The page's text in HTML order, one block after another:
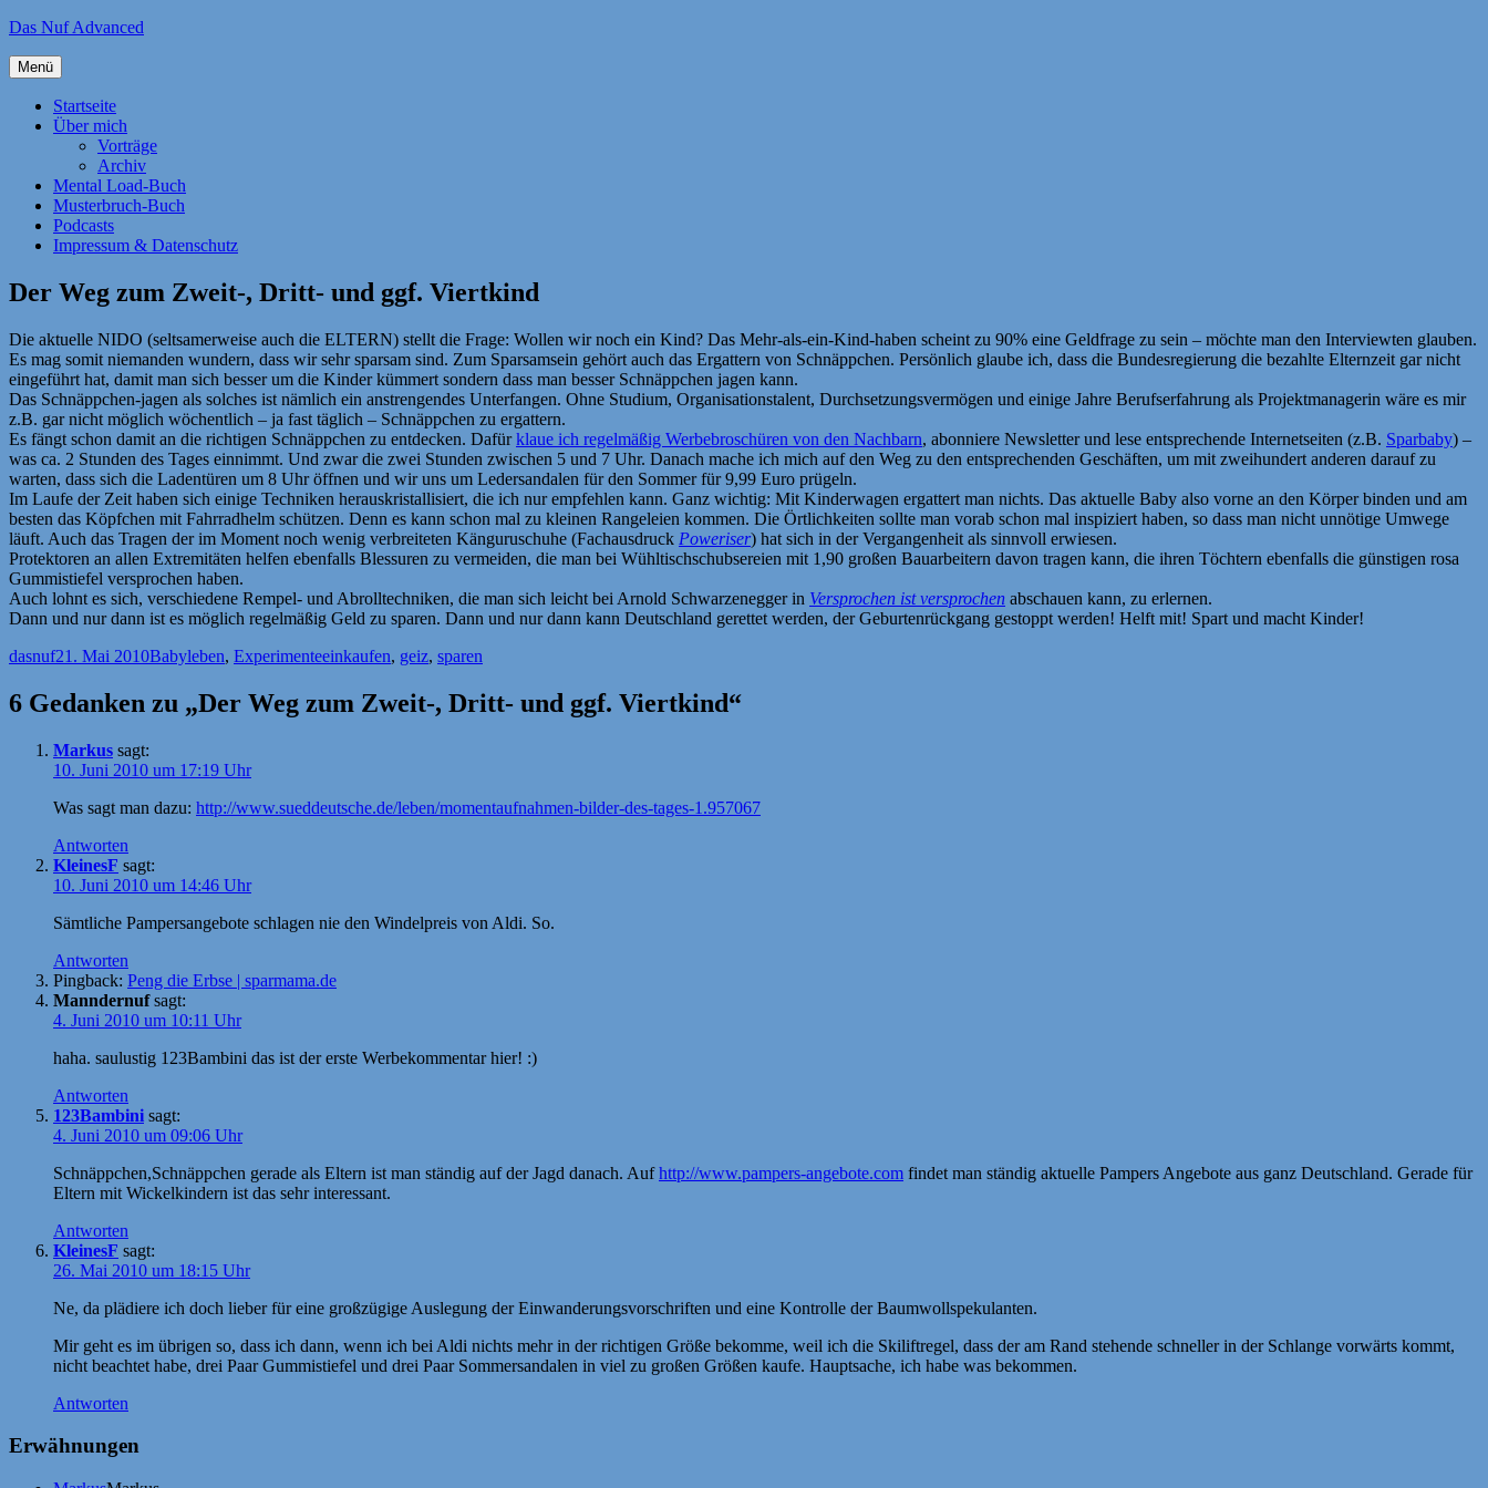
Zum
springen
Das Nuf Advanced
Menü
Startseite
Über mich
Vorträge
Archiv
Mental Load-Buch
Musterbruch-Buch
Podcasts
Impressum & Datenschutz
Der Weg zum Zweit-, Dritt- und ggf. Viertkind
Die aktuelle NIDO (seltsamerweise auch die ELTERN) stellt die Frage: Wollen wir noch ein Kind? Das Mehr-als-ein-Kind-haben scheint zu 90% eine Geldfrage zu sein – möchte man den Interviewten glauben.
Es mag somit niemanden wundern, dass wir sehr sparsam sind. Zum Sparsamsein gehört auch das Ergattern von Schnäppchen. Persönlich glaube ich, dass die Bundesregierung die bezahlte Elternzeit gar nicht
eingeführt hat, damit man sich besser um die Kinder kümmert sondern dass man besser Schnäppchen jagen kann.
Das Schnäppchen-jagen als solches ist nämlich ein anstrengendes Unterfangen. Ohne Studium, Organisationstalent, Durchsetzungsvermögen und einige Jahre Berufserfahrung als Projektmanagerin wäre es mir
z.B. gar nicht möglich wöchentlich – ja fast täglich – Schnäppchen zu ergattern.
Es fängt schon damit an die richtigen Schnäppchen zu entdecken. Dafürklaue ich regelmäßig Werbebroschüren von den Nachbarn, abonniere Newsletter und lese entsprechende Internetseiten (z.B. Sparbaby) –
was ca. 2 Stunden des Tages einnimmt. Und zwar die zwei Stunden zwischen 5 und 7 Uhr. Danach mache ich mich auf den Weg zu den entsprechenden Geschäften, um mit zweihundert anderen darauf zu
warten, dass sich die Ladentüren um 8 Uhr öffnen und wir uns um Ledersandalen für den Sommer für 9,99 Euro prügeln.
Im Laufe der Zeit haben sich einige Techniken herauskristallisiert, die ich nur empfehlen kann. Ganz wichtig: Mit Kinderwagen ergattert man nichts. Das aktuelle Baby also vorne an den Körper binden und am
besten das Köpfchen mit Fahrradhelm schützen. Denn es kann schon mal zu kleinen Rangeleien kommen. Die Örtlichkeiten sollte man vorab schon mal inspiziert haben, so dass man nicht unnötige Umwege
läuft. Auch das Tragen der im Moment noch wenig verbreiteten Känguruschuhe (Fachausdruck Poweriser) hat sich in der Vergangenheit als sinnvoll erwiesen.
Protektoren an allen Extremitäten helfen ebenfalls Blessuren zu vermeiden, die man bei Wühltischschubsereien mit 1,90 großen Bauarbeitern davon tragen kann, die ihren Töchtern ebenfalls die günstigen rosa
Gummistiefel versprochen haben.
Auch lohnt es sich, verschiedene Rempel- und Abrolltechniken, die man sich leicht bei Arnold Schwarzenegger in Versprochen ist versprochen abschauen kann, zu erlernen.
Dann und nur dann ist es möglich regelmäßig Geld zu sparen. Dann und nur dann kann Deutschland gerettet werden, der Geburtenrückgang gestoppt werden! Helft mit! Spart und macht Kinder!
Autor
dasnufVeröffentlicht
21. Mai 2010Kategorien
Babyleben, ExperimenteSchlagwörter
einkaufen, geiz, sparen
6 Gedanken zu „Der Weg zum Zweit-, Dritt- und ggf. Viertkind“
Markus sagt:
10. Juni 2010 um 17:19 Uhr
Was sagt man dazu: http://www.sueddeutsche.de/leben/momentaufnahmen-bilder-des-tages-1.957067
Antworten
KleinesF sagt:
10. Juni 2010 um 14:46 Uhr
Sämtliche Pampersangebote schlagen nie den Windelpreis von Aldi. So.
Antworten
Pingback: Peng die Erbse | sparmama.de
Manndernuf sagt:
4. Juni 2010 um 10:11 Uhr
haha. saulustig 123Bambini das ist der erste Werbekommentar hier! :)
Antworten
123Bambini sagt:
4. Juni 2010 um 09:06 Uhr
Schnäppchen,Schnäppchen gerade als Eltern ist man ständig auf der Jagd danach. Aufhttp://www.pampers-angebote.com findet man ständig aktuelle Pampers Angebote aus ganz Deutschland. Gerade für
Eltern mit Wickelkindern ist das sehr interessant.
Antworten
KleinesF sagt:
26. Mai 2010 um 18:15 Uhr
Ne, da plädiere ich doch lieber für eine großzügige Auslegung der Einwanderungsvorschriften und eine Kontrolle der Baumwollspekulanten.
Mir geht es im übrigen so, dass ich dann, wenn ich bei Aldi nichts mehr in der richtigen Größe bekomme, weil ich die Skiliftregel, dass der am Rand stehende schneller in der Schlange vorwärts kommt,
nicht beachtet habe, drei Paar Gummistiefel und drei Paar Sommersandalen in viel zu großen Größen kaufe. Hauptsache, ich habe was bekommen.
Antworten
Erwähnungen